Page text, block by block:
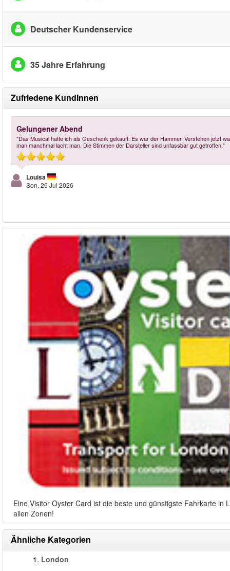
Deutscher Kundenservice
35 Jahre Erfahrung
Zufriedene KundInnen
Gelungener Abend
"Das Musical hatte ich als Geschenk gekauft. Es war der Hammer. Verstehen jetzt
man manchmal lacht man. Die Stimmen der Darsteller sind unfassbar gut getroffen."
Louisa
Son, 26 Jul 2026
Eine Visitor Oyster Card ist die beste und günstigste Fahrkarte
allen Zonen!
Ähnliche Kategorien
1. London